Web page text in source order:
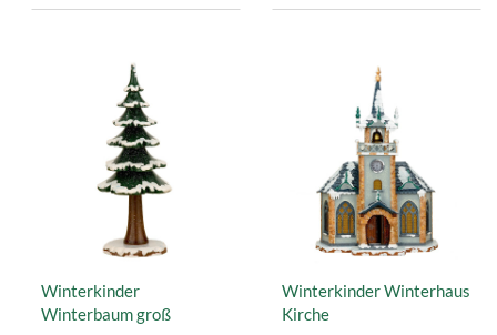
Winterkinder
Winterbaum groß
Winterkinder Winterhaus
Kirche